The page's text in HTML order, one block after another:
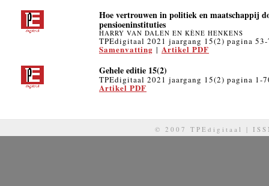
Hoe vertrouwen in politiek en maatschappij
pensioeninstituties
HARRY VAN DALEN EN KÈNE HENKENS
TPEdigitaal 2021 jaargang 15(2) pagina
Samenvatting | Artikel PDF
Gehele editie 15(2)
TPEdigitaal 2021 jaargang 15(2) pagina 1-
Artikel PDF
© 2007 TPEdigitaal |